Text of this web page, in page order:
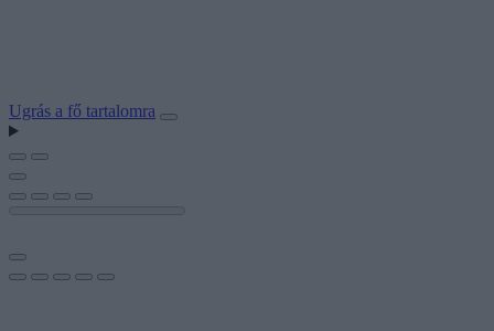
Ugrás a fő tartalomra